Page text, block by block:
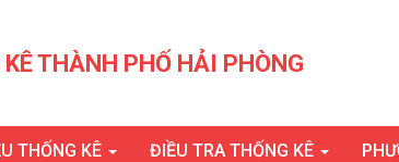
THÀNH PHỐ HẢI PHÒNG
THỐNG KÊ ĐIỀU TRA THỐNG KÊ